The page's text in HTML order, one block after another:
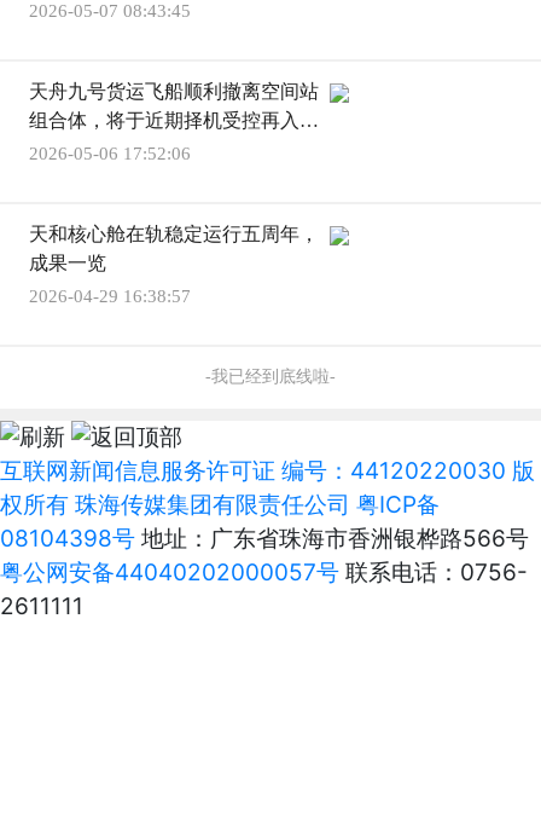
2026-05-07 08:43:45
天舟九号货运飞船顺利撤离空间站
组合体，将于近期择机受控再入大
气层
2026-05-06 17:52:06
天和核心舱在轨稳定运行五周年，
成果一览
2026-04-29 16:38:57
-我已经到底线啦-
互联网新闻信息服务许可证 编号：44120220030 版
权所有 珠海传媒集团有限责任公司 粤ICP备
08104398号 地址：广东省珠海市香洲银桦路566号
粤公网安备44040202000057号 联系电话：0756-
2611111